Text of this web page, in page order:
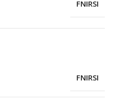
FNIRSI
FNIRSI